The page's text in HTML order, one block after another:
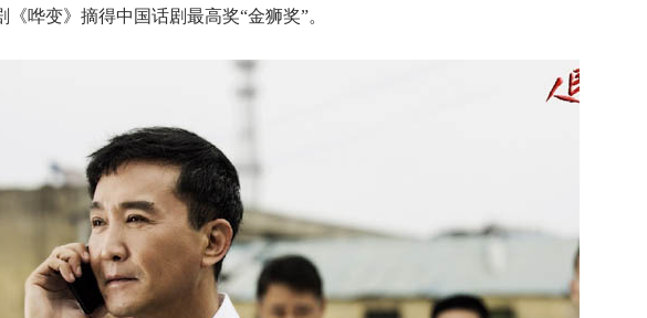
《哗变》摘得中国话剧最高奖“金狮奖”。